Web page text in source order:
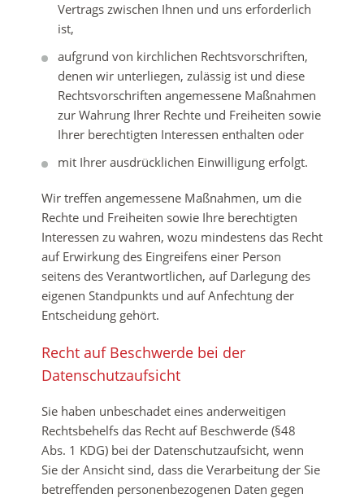
Vertrags zwischen Ihnen und uns erforderlich
ist,
aufgrund von kirchlichen Rechtsvorschriften,
denen wir unterliegen, zulässig ist und diese
Rechtsvorschriften angemessene Maßnahmen
zur Wahrung Ihrer Rechte und Freiheiten sowie
Ihrer berechtigten Interessen enthalten oder
mit Ihrer ausdrücklichen Einwilligung erfolgt.
Wir treffen angemessene Maßnahmen, um die
Rechte und Freiheiten sowie Ihre berechtigten
Interessen zu wahren, wozu mindestens das Recht
auf Erwirkung des Eingreifens einer Person
seitens des Verantwortlichen, auf Darlegung des
eigenen Standpunkts und auf Anfechtung der
Entscheidung gehört.
Recht auf Beschwerde bei der
Datenschutzaufsicht
Sie haben unbeschadet eines anderweitigen
Rechtsbehelfs das Recht auf Beschwerde (§48
Abs. 1 KDG) bei der Datenschutzaufsicht, wenn
Sie der Ansicht sind, dass die Verarbeitung der Sie
betreffenden personenbezogenen Daten gegen